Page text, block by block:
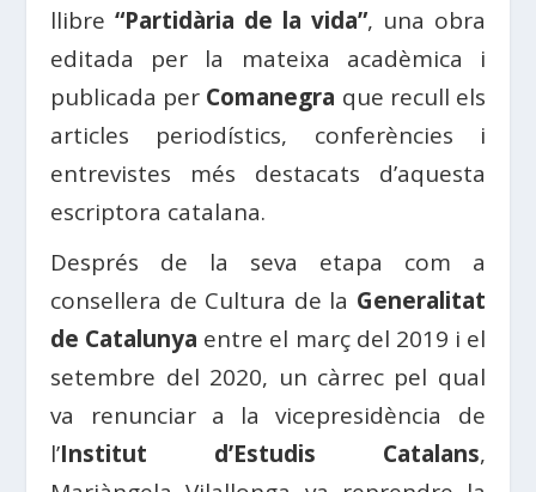
llibre“Partidària de la vida”, una obra
editada per la mateixa acadèmica i
publicada per Comanegra que recull els
articles periodístics, conferències i
entrevistes més destacats d’aquesta
escriptora catalana.
Després de la seva etapa com a
consellera de Cultura de la Generalitat
de Catalunya entre el març del 2019 i el
setembre del 2020, un càrrec pel qual
va renunciar a la vicepresidència de
l’Institut d’Estudis Catalans,